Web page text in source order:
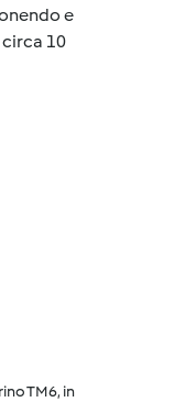
e
10
TM6, in